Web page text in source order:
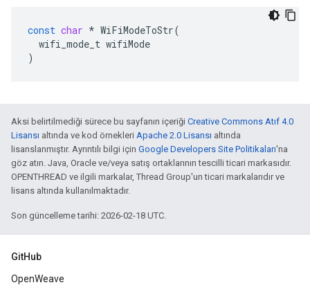
const char * WiFiModeToStr(
wifi_mode_t wifiMode
)
Aksi belirtilmediği sürece bu sayfanın içeriği Creative Commons Atıf 4.0
Lisansı altında ve kod örnekleri Apache 2.0 Lisansı altında
lisanslanmıştır. Ayrıntılı bilgi için Google Developers Site Politikaları'na
göz atın. Java, Oracle ve/veya satış ortaklarının tescilli ticari markasıdır.
OPENTHREAD ve ilgili markalar, Thread Group'un ticari markalarıdır ve
lisans altında kullanılmaktadır.
Son güncelleme tarihi: 2026-02-18 UTC.
GitHub
OpenWeave